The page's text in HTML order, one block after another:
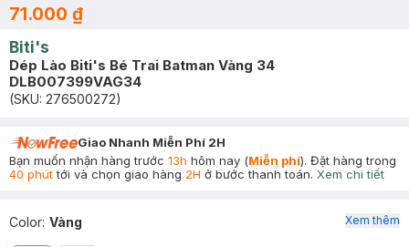
71.000 ₫
Biti's
Dép Lào Biti's Bé Trai Batman Vàng 34
DLB007399VAG34
(SKU: 276500272)
Giao Nhanh Miễn Phí 2H
Bạn muốn nhận hàng trước 13h hôm nay (Miễn phí). Đặt hàng trong
40 phúttới và chọn giao hàng 2H ở bước thanh toán. Xem chi tiết
Color: Vàng Xem thêm